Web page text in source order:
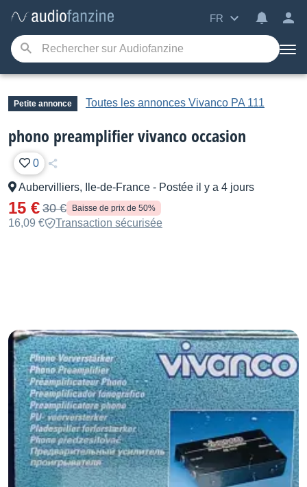
FR
Petite annonce Toutes les annonces Vivanco PA 111
phono preamplifier vivanco occasion
0
Aubervilliers, Ile-de-France - Postée il y a 4 jours
15 € 30 € Baisse de prix de 50%
16,09 € Transaction sécurisée